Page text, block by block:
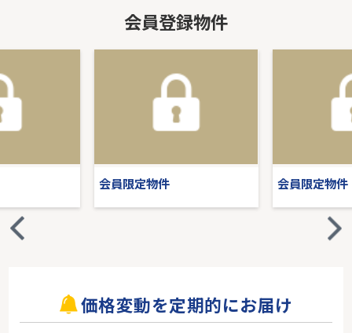
会員登録物件
会員限定物件 会員限定物件
価格変動を定期的にお届け